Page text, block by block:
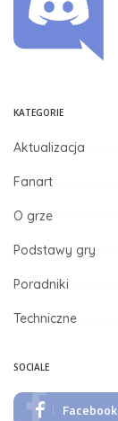
KATEGORIE
Aktualizacja
Fanart
O grze
Podstawy gry
Poradniki
Techniczne
SOCIALE
Facebook